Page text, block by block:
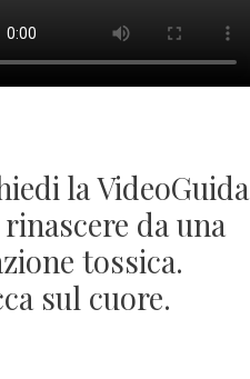
la VideoGuida
da una
tossica.
sul cuore.